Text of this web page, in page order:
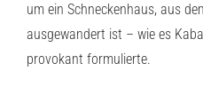
um ein Schneckenhaus, aus
ausgewandert ist – wie es
provokant formulierte.